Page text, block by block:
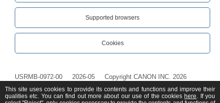
Supported browsers
Cookies
USRMB-0972-00 2026-05 Copyright CANON INC. 2026
This site uses cookies to provide its contents and functions and improve their
qualities etc. You can find out more about our use of the cookies here. If you